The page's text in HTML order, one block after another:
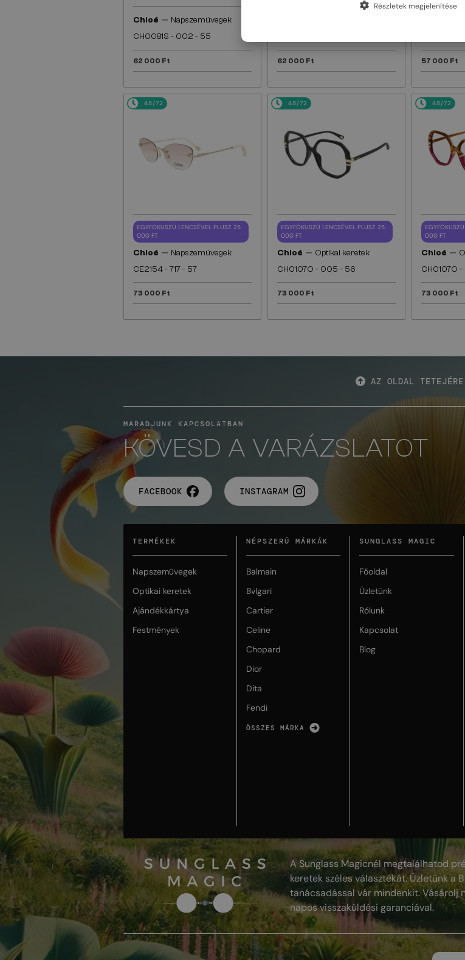
Chloé — Napszemüvegek
CH0081S - 002 - 55
62 000 Ft 62 000 Ft 57 000 Ft
48/72
EGYFÓKUSZÚ LENCSÉVEL PLUSZ 25
000 FT
Chloé — Napszemüvegek
CE2154 - 717 - 57
73 000 Ft
48/72
EGYFÓKUSZÚ LENCSÉVEL PLUSZ 25
000 FT
Chloé — Optikai keretek
CH0107O - 005 - 56
73 000 Ft
48/72
000 FT
Chloé —
CH0107O
73 000 Ft
AZ OLDAL TETEJÉRE
MARADJUNK KAPCSOLATBAN
KÖVESD A VARÁZSLATOT
FACEBOOK INSTAGRAM
TERMÉKEK
Napszemüvegek
Optikai keretek
Ajándékkártya
Festmények
NÉPSZERŰ MÁRKÁK
Balmain
Bvlgari
Cartier
Celine
Chopard
Dior
Dita
Fendi
ÖSSZES MÁRKA
SUNGLASS MAGIC
Főoldal
Üzletünk
Rólunk
Kapcsolat
Blog
A Sunglass Magicnél megtalálhatod
keretek széles választékát. Üzletünk a
tanácsadással vár mindenkit. Vásárolj
napos visszaküldési garanciával.
Részletek megjelenítése